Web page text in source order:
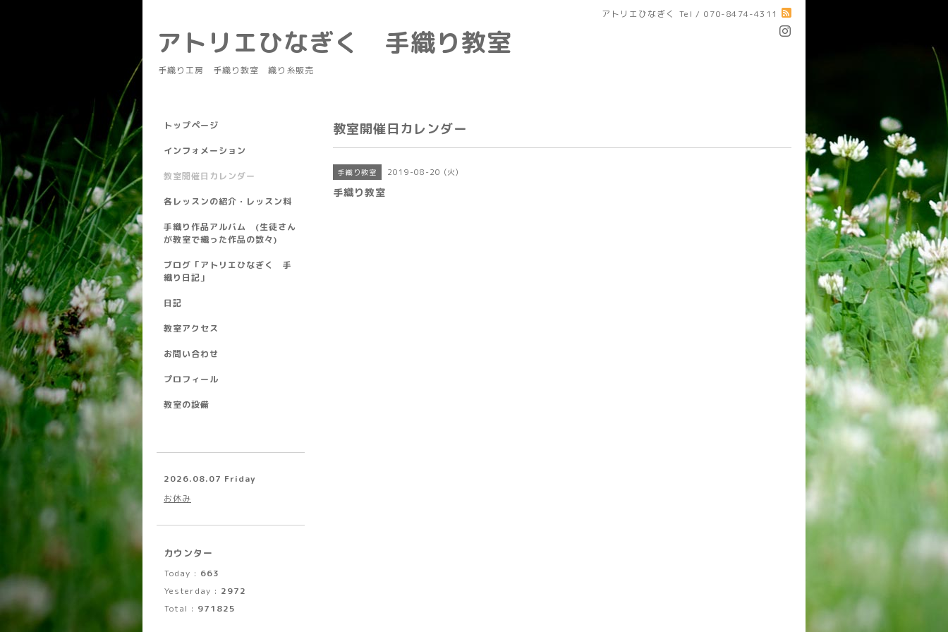
アトリエひなぎく Tel / 070-8474-4311
アトリエひなぎく 手織り教室
手織り工房 手織り教室 織り糸販売
教室開催日カレンダー
手織り教室 2019-08-20 (火)
手織り教室
トップページ
インフォメーション
教室開催日カレンダー
各レッスンの紹介・レッスン料
手織り作品アルバム (生徒さん
が教室で織った作品の数々)
ブログ「アトリエひなぎく 手
織り日記」
日記
教室アクセス
お問い合わせ
プロフィール
教室の設備
2026.08.07 Friday
お休み
カウンター
Today : 663
Yesterday : 2972
Total : 971825